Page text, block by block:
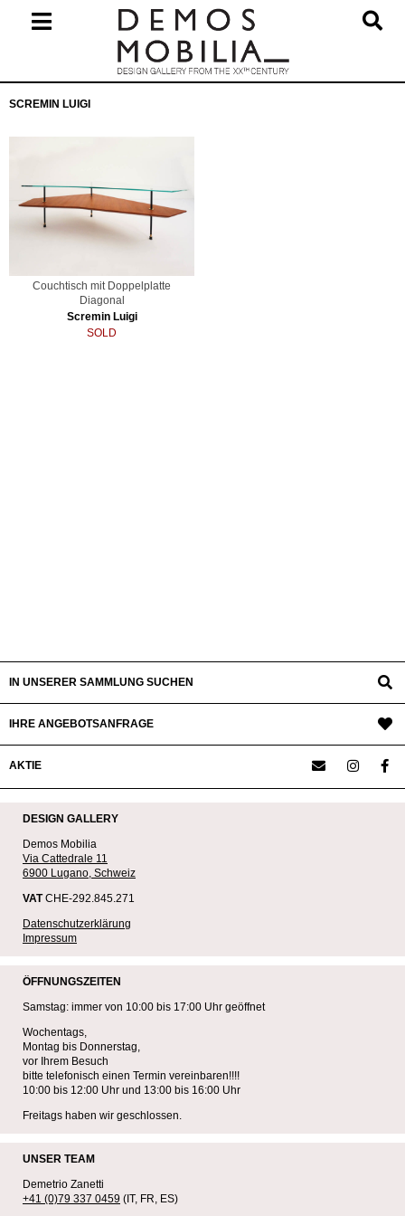
Navigation
SCREMIN LUIGI
Couchtisch mit Doppelplatte
Diagonal
Scremin Luigi
SOLD
IN UNSERER SAMMLUNG SUCHEN
IHRE ANGEBOTSANFRAGE
AKTIE
DESIGN GALLERY
Demos Mobilia
Via Cattedrale 11
6900 Lugano, Schweiz
VATCHE-292.845.271
Datenschutzerklärung
Impressum
ÖFFNUNGSZEITEN
Samstag: immer von 10:00 bis 17:00 Uhr geöffnet
Wochentags,
Montag bis Donnerstag,
vor Ihrem Besuch
bitte telefonisch einen Termin vereinbaren!!!!
10:00 bis 12:00 Uhr und 13:00 bis 16:00 Uhr
Freitags haben wir geschlossen.
UNSER TEAM
Demetrio Zanetti
+41 (0)79 337 0459 (IT, FR, ES)